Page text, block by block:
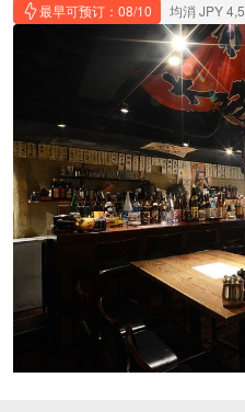
最早可预订：08/10 均消 JPY